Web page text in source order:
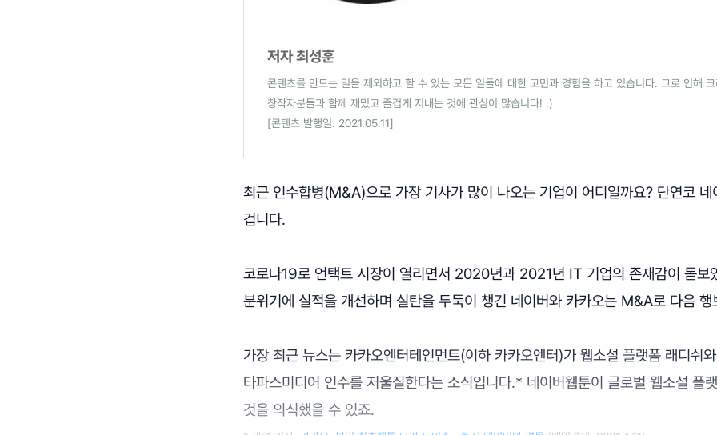
저자 최성훈
콘텐츠를 만드는 일을 제외하고 할 수 있는 모든 일들에 대한 고민과 경험을 하고 있습니다. 그로 인해
창작자분들과 함께 재밌고 즐겁게 지내는 것에 관심이 많습니다! :)
[콘텐츠 발행일: 2021.05.11]
최근 인수합병(M&A)으로 가장 기사가 많이 나오는 기업이 어디일까요? 단연코 네
겁니다.
코로나19로 언택트 시장이 열리면서 2020년과 2021년 IT 기업의 존재감이 돋보
분위기에 실적을 개선하며 실탄을 두둑이 챙긴 네이버와 카카오는 M&A로 다음 행
가장 최근 뉴스는 카카오엔터테인먼트(이하 카카오엔터)가 웹소설 플랫폼 래디쉬
타파스미디어 인수를 저울질한다는 소식입니다.* 네이버웹툰이 글로벌 웹소설 플
것을 의식했을 수 있죠.